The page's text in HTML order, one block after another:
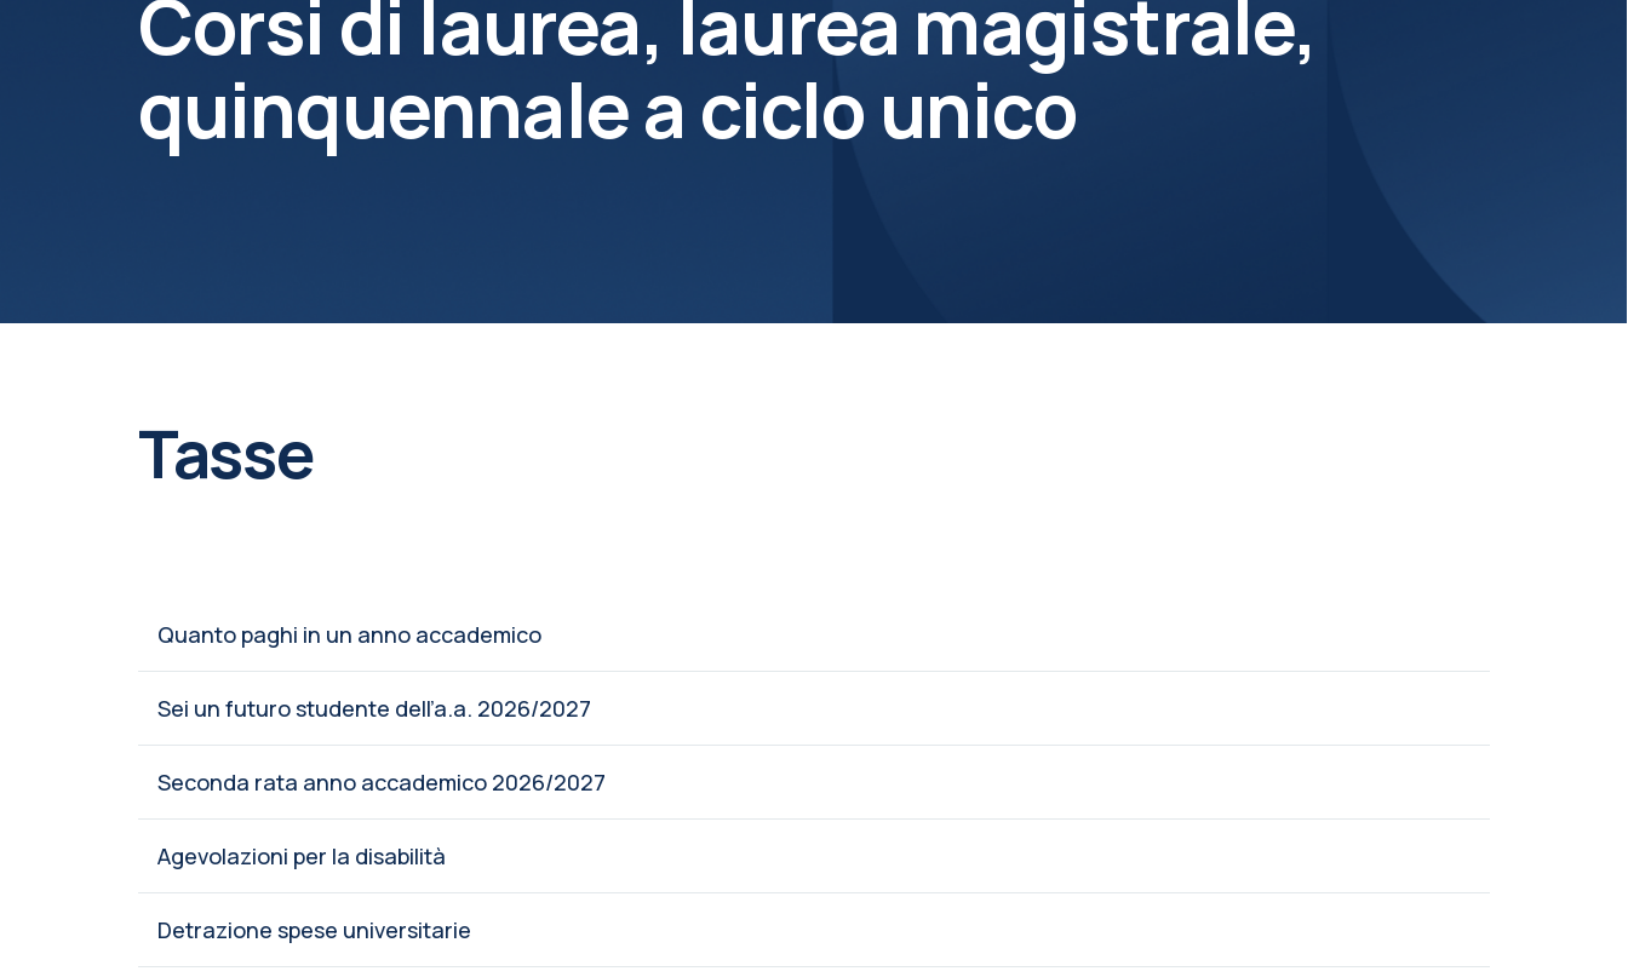
Corsi di laurea, laurea magistrale,
quinquennale a ciclo unico
Tasse
Quanto paghi in un anno accademico
Sei un futuro studente dell’a.a. 2026/2027
Seconda rata anno accademico 2026/2027
Agevolazioni per la disabilità
Detrazione spese universitarie